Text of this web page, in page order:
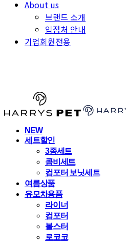
About us
브랜드 소개
입점처 안내
기업회원전용
NEW
세트할인
3종세트
콤비세트
컴포터 보닛세트
여름상품
유모차용품
라이너
컴포터
볼스터
로코코